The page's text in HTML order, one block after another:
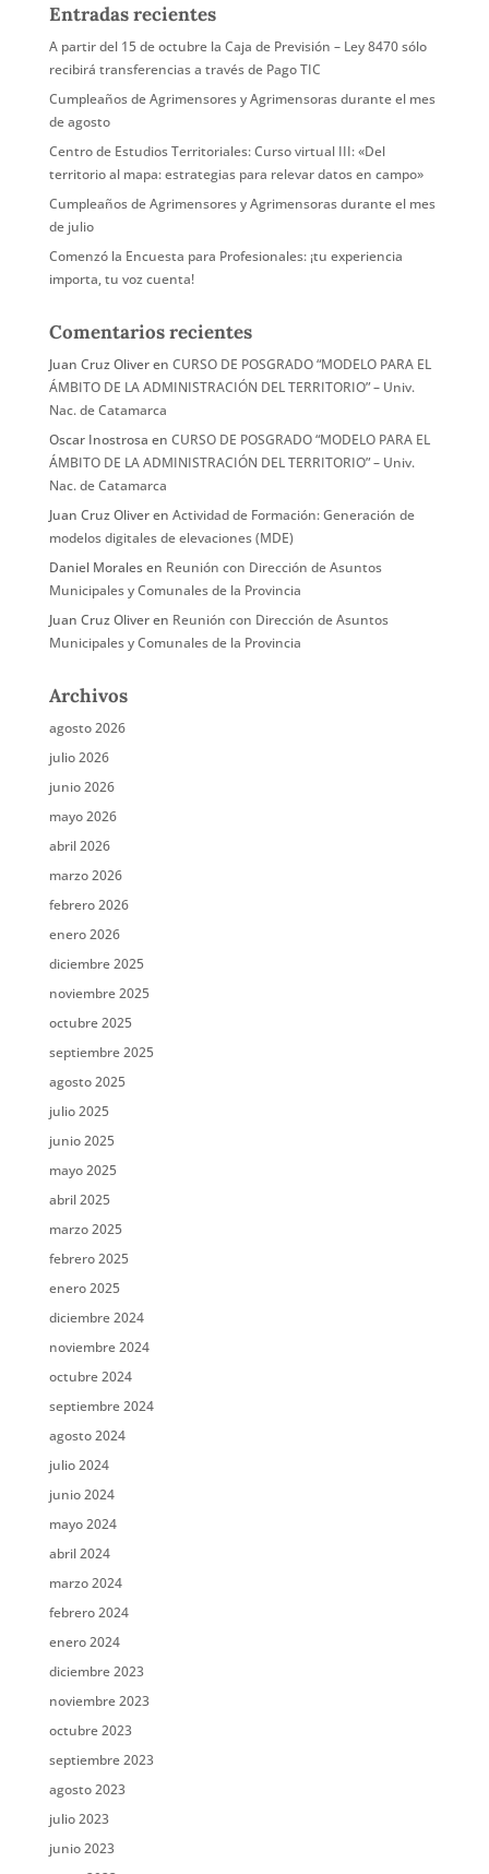
Entradas recientes
A partir del 15 de octubre la Caja de Previsión – Ley 8470 sólo
recibirá transferencias a través de Pago TIC
Cumpleaños de Agrimensores y Agrimensoras durante el mes
de agosto
Centro de Estudios Territoriales: Curso virtual III: «Del
territorio al mapa: estrategias para relevar datos en campo»
Cumpleaños de Agrimensores y Agrimensoras durante el mes
de julio
Comenzó la Encuesta para Profesionales: ¡tu experiencia
importa, tu voz cuenta!
Comentarios recientes
Juan Cruz Oliveren CURSO DE POSGRADO “MODELO PARA EL
ÁMBITO DE LA ADMINISTRACIÓN DEL TERRITORIO” – Univ.
Nac. de Catamarca
Oscar Inostrosa en CURSO DE POSGRADO “MODELO PARA EL
ÁMBITO DE LA ADMINISTRACIÓN DEL TERRITORIO” – Univ.
Nac. de Catamarca
Juan Cruz Oliveren Actividad de Formación: Generación de
modelos digitales de elevaciones (MDE)
Daniel Moralesen Reunión con Dirección de Asuntos
Municipales y Comunales de la Provincia
Juan Cruz Oliveren Reunión con Dirección de Asuntos
Municipales y Comunales de la Provincia
Archivos
agosto 2026
julio 2026
junio 2026
mayo 2026
abril 2026
marzo 2026
febrero 2026
enero 2026
diciembre 2025
noviembre 2025
octubre 2025
septiembre 2025
agosto 2025
julio 2025
junio 2025
mayo 2025
abril 2025
marzo 2025
febrero 2025
enero 2025
diciembre 2024
noviembre 2024
octubre 2024
septiembre 2024
agosto 2024
julio 2024
junio 2024
mayo 2024
abril 2024
marzo 2024
febrero 2024
enero 2024
diciembre 2023
noviembre 2023
octubre 2023
septiembre 2023
agosto 2023
julio 2023
junio 2023